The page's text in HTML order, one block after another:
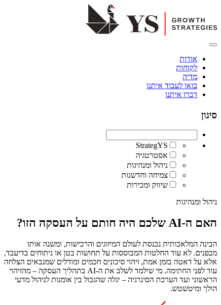
אודות
לקוחות
מדיה
בואו לעבוד איתנו
דברו איתנו
סינון
StrategYS
אסטרטגיה
ניהול ומנהיגות
צמיחה וחדשנות
שיווק ומכירות
ניהול ומנהיגות
האם ה-AI שלכם היה חותם על העסקה הזו?
הבינה המלאכותית נכנסת לעולם המיזוגים והרכישות, ומשנה אותו
מבפנים. לא עוד החלטות המבוססות על תחושות בטן או ניתוחים בדיעבד,
אלא על דאטה בזמן אמת, זיהוי סיכונים חכמים ומודלים שמנבאים הצלחה
עוד לפני החתימה. מי שילמד לשלב את ה-AI בתהליך העסקה – מהזיהוי
הראשוני ועד הערכת הסינרגיה – יגלה שהגבול בין אומנות לניהול מדעי
הולך ומיטשטש.